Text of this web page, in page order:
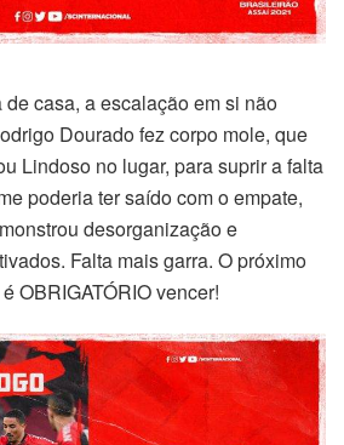
casa, a escalação em si não
Dourado fez corpo mole, que
Lindoso no lugar, para suprir a falta
poderia ter saído com o empate,
desorganização e
Falta mais garra. O próximo
OBRIGATÓRIO vencer!